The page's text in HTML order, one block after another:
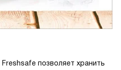
позволяет хранить